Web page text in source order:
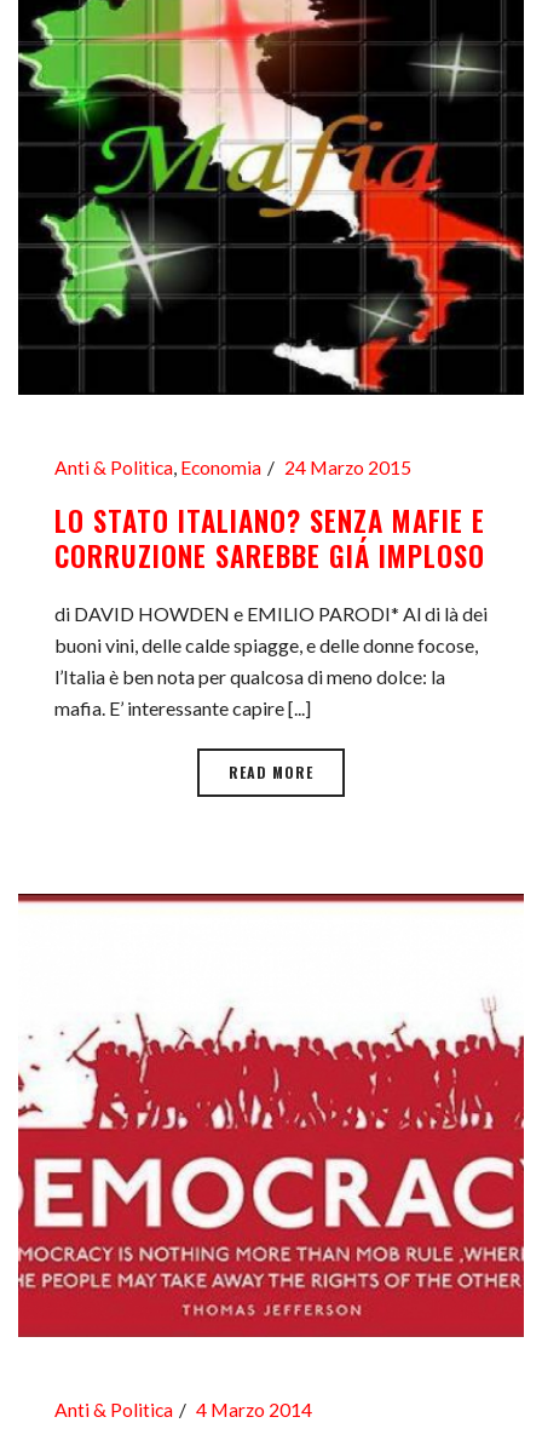
Anti & Politica, Economia 24 Marzo 2015
LO STATO ITALIANO? SENZA MAFIE E
CORRUZIONE SAREBBE GIÁ IMPLOSO
di DAVID HOWDEN e EMILIO PARODI* Al di là dei
buoni vini, delle calde spiagge, e delle donne focose,
l’Italia è ben nota per qualcosa di meno dolce: la
mafia. E’ interessante capire [...]
READ MORE
Anti & Politica 4 Marzo 2014